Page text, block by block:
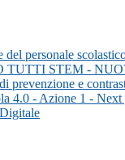
personale
TUTTI STEM -
prevenzione e
4.0 - Azione 1 -